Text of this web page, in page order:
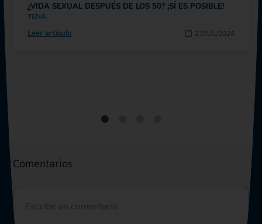
¿VIDA SEXUAL DESPUÉS DE LOS 50? ¡SÍ ES POSIBLE!
TENA
23/JUL/2024
Leer artículo
Comentarios